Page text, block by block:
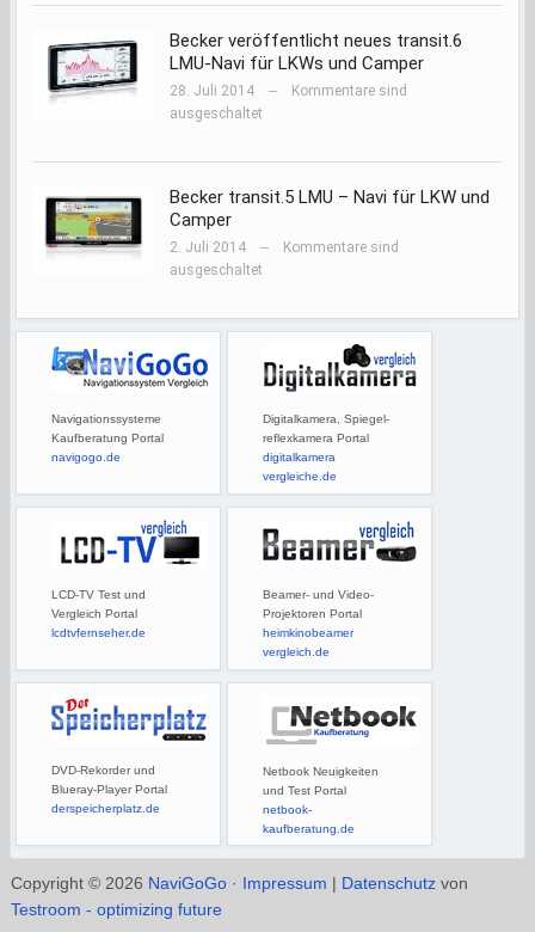
Becker veröffentlicht neues transit.6
LMU-Navi für LKWs und Camper
28. Juli 2014 —
Kommentare sind
ausgeschaltet
Becker transit.5 LMU – Navi für LKW und
Camper
2. Juli 2014 —
Kommentare sind
ausgeschaltet
Navigationssysteme
Kaufberatung Portal
navigogo.de
Digitalkamera, Spiegel-
reflexkamera Portal
digitalkamera
vergleiche.de
LCD-TV Test und
Vergleich Portal
lcdtvfernseher.de
Beamer- und Video-
Projektoren Portal
heimkinobeamer
vergleich.de
DVD-Rekorder und
Blueray-Player Portal
derspeicherplatz.de
Netbook Neuigkeiten
und Test Portal
netbook-
kaufberatung.de
Copyright © 2026 NaviGoGo· Impressum | Datenschutzvon
Testroom - optimizing future